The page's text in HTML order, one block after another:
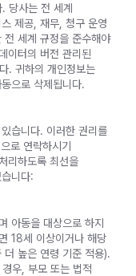
당사는 전 세계
제공, 재무, 청구 운영
전 세계 규정을 준수해야
이터의 버전 관리된
. 귀하의 개인정보는
으로 삭제됩니다.
습니다. 이러한 권리를
로 연락하시기
리하도록 최선을
니다:
아동을 대상으로 하지
18세 이상이거나 해당
더 높은 연령 기준 적용).
우, 부모 또는 법적